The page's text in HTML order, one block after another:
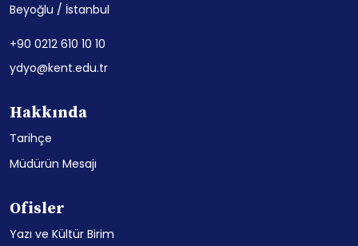
Beyoğlu / İstanbul
+90 0212 610 10 10
ydyo@kent.edu.tr
Hakkında
Tarihçe
Müdürün Mesajı
Ofisler
Yazı ve Kültür Birim